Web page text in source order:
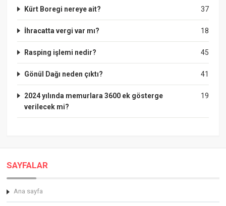
37
Kürt Boregi nereye ait?
18
İhracatta vergi var mı?
45
Rasping işlemi nedir?
41
Gönül Dağı neden çıktı?
19
2024 yılında memurlara 3600 ek gösterge
verilecek mi?
SAYFALAR
Ana sayfa